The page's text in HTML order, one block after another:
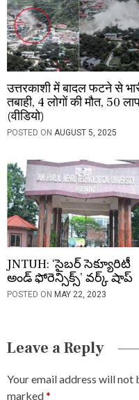
n
उत्तरकाशी में बादल फटने से
तबाही, 4 लोगों की मौत, 50
(वीडियो)
POSTED ON AUGUST 5, 2025
JNTUH: ‘సైబర్ సెక్యూరిటీ
అండ్ ఫోరెన్సిక్స్’ వర్క్ షాప్
POSTED ON MAY 22, 2023
Leave a Reply
Your email address will not
marked*